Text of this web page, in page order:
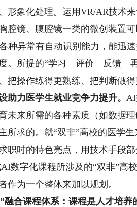
形象化处理。运用VR/AR技
腔镜、腹腔镜一类的微创装置
种异常有自动识别能力，能迅
。所提的“学习—评价—反馈—
把操作练得更熟练、把判断做得
力医学生就业竞争力提升。AI
未来所需的各种素质（如数据
所求的。就“双非”高校的医学
职时的特色亮点，用技术手段
数字化课程所涉及的“双非”高
作为一个整体来加以规划。
合课程体系：课程是人才培养